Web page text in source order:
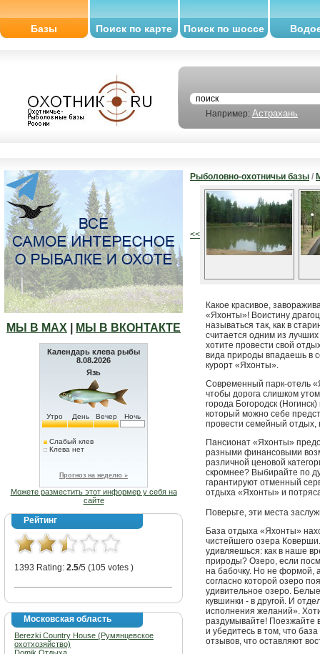
Базы Поиск по карте Поиск по шоссе
Например: Астрахань
МЫ В МАХ МЫ В ВКОНТАКТЕ
Календарь клева рыбы
8.08.2026
Язь
Утро День Вечер Ночь
Слабый клев
Клева нет
Прогноз на неделю »
Можете разместить этот информер у себя на
сайте
Рейтинг
1393 Rating: 2.5/5 (105 votes )
Московская область
Berezki Country House (Румянцевское
охотхозяйство)
Рыболовно-охотничьи базы /
<<
Какое красивое,
«Яхонты»! Воистину
называться так, как в
считается одним из
хотите провести свой
вида природы впадаешь в
курорт «Яхонты».
Современный парк-отель
чтобы дорога слишком
города Богородск
который можно себе
провести семейный отдых,
Пансионат «Яхонты»
разными финансовыми
различной ценовой
скромнее? Выбирайте по
гарантируют отменный
отдыха «Яхонты» и
Поверьте, эти места
База отдыха «Яхонты»
чистейшего озера
удивляешься: как в наше
природы? Озеро, если
на бабочку. Но не формой,
согласно которой озеро
удивительное озеро.
кувшинки - в другой. И
исполнения желаний».
раздумывайте! Поезжайте
и убедитесь в том, что
отзывов, что оставляют